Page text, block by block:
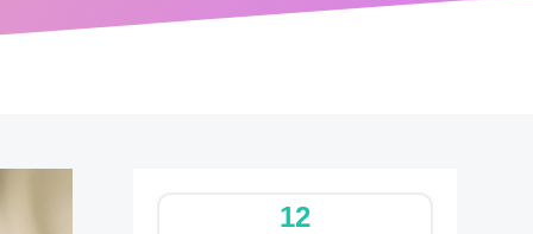
12